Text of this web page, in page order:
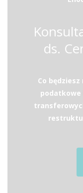
ds.
Co
podatkowe